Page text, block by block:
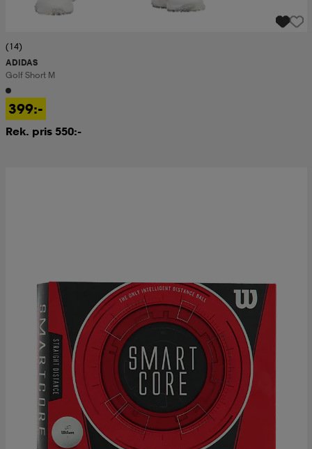
(14)
ADIDAS
Golf Short M
399:-
Rek. pris 550:-